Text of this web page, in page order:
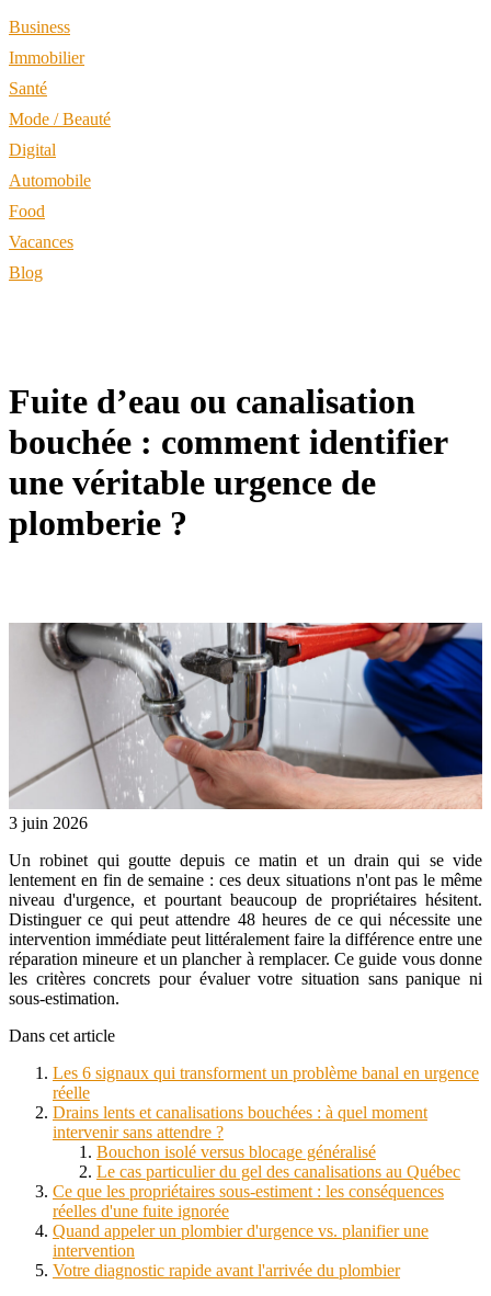
Business
Immobilier
Santé
Mode / Beauté
Digital
Automobile
Food
Vacances
Blog
Fuite d’eau ou canalisation
bouchée : comment identifier
une véritable urgence de
plomberie ?
3 juin 2026
Un robinet qui goutte depuis ce matin et un drain qui se vide
lentement en fin de semaine : ces deux situations n'ont pas le même
niveau d'urgence, et pourtant beaucoup de propriétaires hésitent.
Distinguer ce qui peut attendre 48 heures de ce qui nécessite une
intervention immédiate peut littéralement faire la différence entre une
réparation mineure et un plancher à remplacer. Ce guide vous donne
les critères concrets pour évaluer votre situation sans panique ni
sous-estimation.
Dans cet article
Les 6 signaux qui transforment un problème banal en urgence
réelle
Drains lents et canalisations bouchées : à quel moment
intervenir sans attendre ?
Bouchon isolé versus blocage généralisé
Le cas particulier du gel des canalisations au Québec
Ce que les propriétaires sous-estiment : les conséquences
réelles d'une fuite ignorée
Quand appeler un plombier d'urgence vs. planifier une
intervention
Votre diagnostic rapide avant l'arrivée du plombier